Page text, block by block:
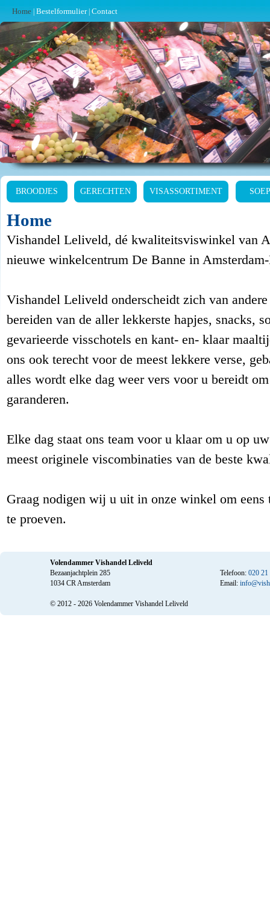
Home Bestelformulier| Contact
BROODJES GERECHTEN VISASSORTIMENT
Home
Vishandel Leliveld, dé kwaliteitsviswinkel van
nieuwe winkelcentrum De Banne in
Vishandel Leliveld onderscheidt zich van
bereiden van de aller lekkerste hapjes, snacks,
gevarieerde visschotels en kant- en- klaar
ons ook terecht voor de meest lekkere verse,
alles wordt elke dag weer vers voor u bereidt
garanderen.
Elke dag staat ons team voor u klaar om u op
meest originele viscombinaties van de beste
Graag nodigen wij u uit in onze winkel om
te proeven.
Volendammer Vishandel Leliveld
Bezaanjachtplein 285
Telefoon: 020 21
1034 CR Amsterdam
Email:
© 2012 - 2026 Volendammer Vishandel Leliveld